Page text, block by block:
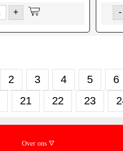
+ -
2 3 4 5
6
21 22 23
Over ons 🜄